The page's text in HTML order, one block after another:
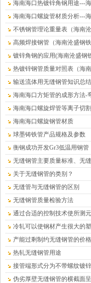
海南海口热镀锌角钢用途---
海南海口螺旋管材质分析---
不锈钢管理论重量表（海南沧
高频焊接钢管（海南沧盛钢铁
镀锌角钢的应用(海南沧盛钢
热镀锌钢管质量对照表（海南
输送流体用无缝钢管知识总
钢铁）
海南海口方矩管的成形方法-
海南海口螺旋焊管等离子切
海南海口螺旋钢管材质
球墨铸铁管产品规格及参数
衡钢成功开发Gr3低温用钢管
无缝钢管主要质量标准、无
关于无缝钢管的类别？
无缝管与无缝钢管的区别
无缝钢管质量检验方法
通过合适的控制技术使所测
成有色络合物
冷轧可以使钢材产生很大的
产能过剩制约无缝钢管的价
位
热轧无缝钢管用途
接管端形式分为不带螺纹镀
纹镀锌钢管
伪劣厚壁无缝钢管的横截面